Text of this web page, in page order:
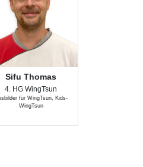
Sifu Thomas
4. HG WingTsun
für WingTsun, Kids-
WingTsun